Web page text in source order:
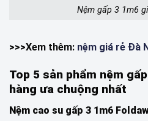
Nệm gấp 3 1m6
>>>Xem thêm: nệm giá rẻ Đà
Top 5 sản phẩm nệm
hàng ưa chuộng nhất
Nệm cao su gấp 3 1m6